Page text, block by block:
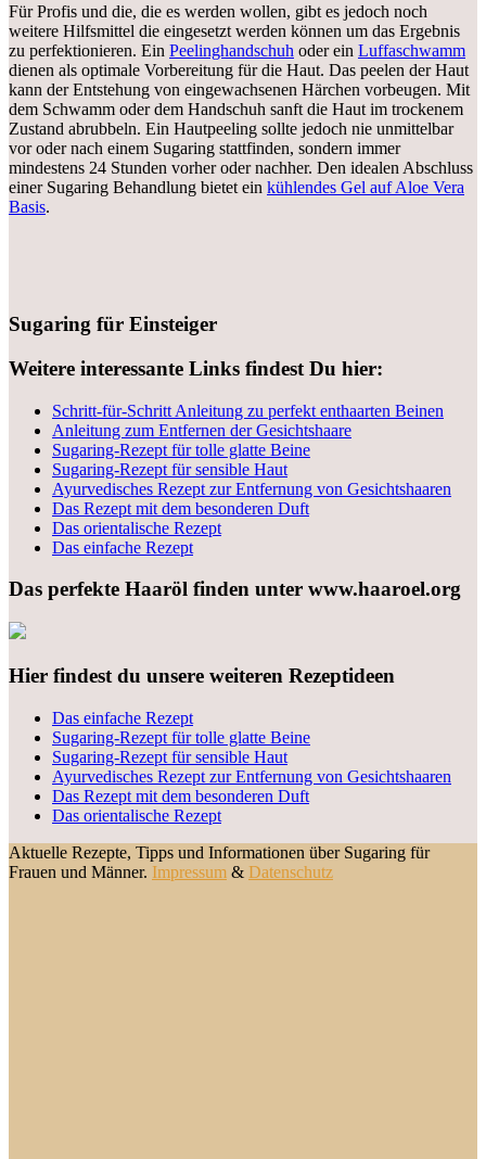
Für Profis und die, die es werden wollen, gibt es jedoch noch
weitere Hilfsmittel die eingesetzt werden können um das Ergebnis
zu perfektionieren. Ein Peelinghandschuh oder ein Luffaschwamm
dienen als optimale Vorbereitung für die Haut. Das peelen der Haut
kann der Entstehung von eingewachsenen Härchen vorbeugen. Mit
dem Schwamm oder dem Handschuh sanft die Haut im trockenem
Zustand abrubbeln. Ein Hautpeeling sollte jedoch nie unmittelbar
vor oder nach einem Sugaring stattfinden, sondern immer
mindestens 24 Stunden vorher oder nachher. Den idealen Abschluss
einer Sugaring Behandlung bietet ein kühlendes Gel auf Aloe Vera
Basis.
Sugaring für Einsteiger
Weitere interessante Links findest Du hier:
Schritt-für-Schritt Anleitung zu perfekt enthaarten Beinen
Anleitung zum Entfernen der Gesichtshaare
Sugaring-Rezept für tolle glatte Beine
Sugaring-Rezept für sensible Haut
Ayurvedisches Rezept zur Entfernung von Gesichtshaaren
Das Rezept mit dem besonderen Duft
Das orientalische Rezept
Das einfache Rezept
Das perfekte Haaröl finden unter www.haaroel.org
Hier findest du unsere weiteren Rezeptideen
Das einfache Rezept
Sugaring-Rezept für tolle glatte Beine
Sugaring-Rezept für sensible Haut
Ayurvedisches Rezept zur Entfernung von Gesichtshaaren
Das Rezept mit dem besonderen Duft
Das orientalische Rezept
Aktuelle Rezepte, Tipps und Informationen über Sugaring für
Frauen und Männer. Impressum & Datenschutz